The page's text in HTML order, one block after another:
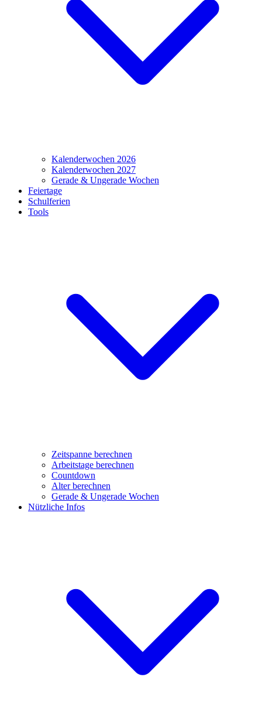
Kalenderwochen 2026
Kalenderwochen 2027
Gerade & Ungerade Wochen
Feiertage
Schulferien
Tools
Zeitspanne berechnen
Arbeitstage berechnen
Countdown
Alter berechnen
Gerade & Ungerade Wochen
Nützliche Infos